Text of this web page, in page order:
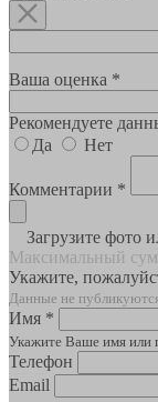
Ваша оценка *
Рекомендуете
Да
Нет
Комментарии *
Загрузите фото
Максимальный
Укажите,
Данные не
Имя *
Укажите Ваше имя или
Телефон
Email